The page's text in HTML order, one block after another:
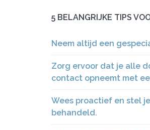
5 BELANGRIJKE TIPS
Neem altijd een
Zorg ervoor dat je alle
contact opneemt met
Wees proactief en stel
behandeld.